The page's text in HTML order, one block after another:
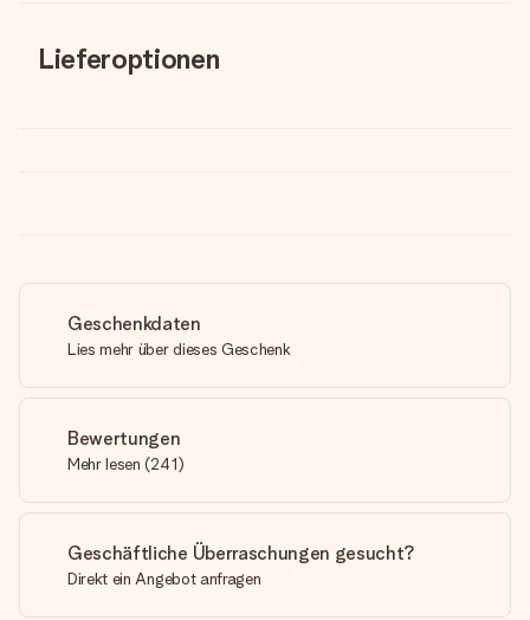
Lieferoptionen
Geschenkdaten
Lies mehr über dieses Geschenk
Bewertungen
Mehr lesen (241)
Geschäftliche Überraschungen gesucht?
Direkt ein Angebot anfragen